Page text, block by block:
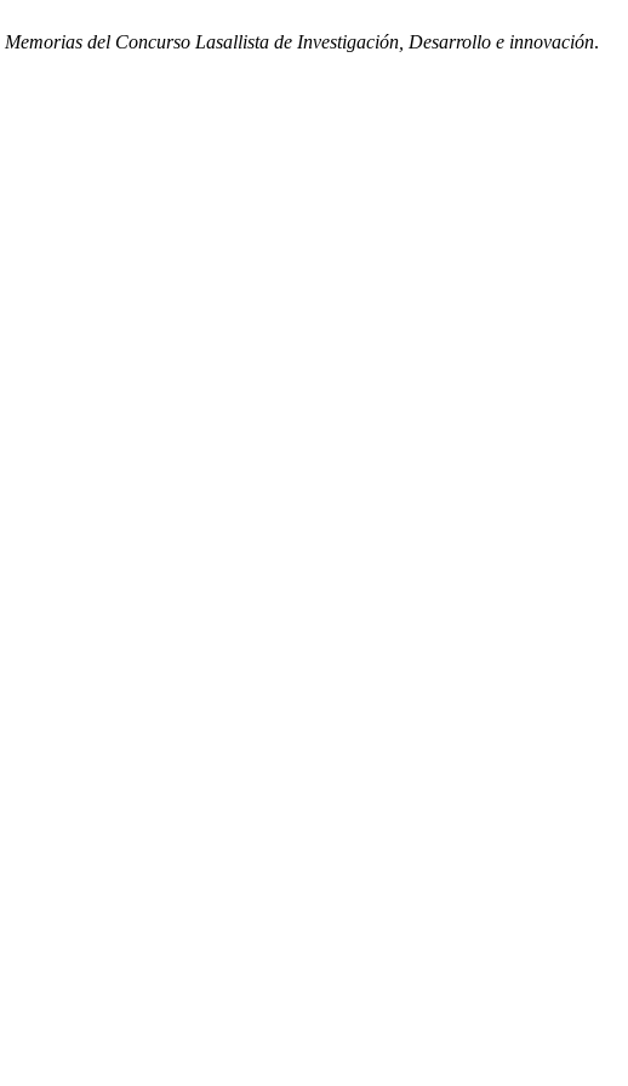
Memorias del Concurso Lasallista de Investigación, Desarrollo e innovación.